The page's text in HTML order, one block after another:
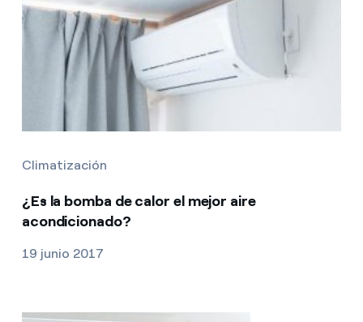
Climatización
¿Es la bomba de calor el mejor aire
acondicionado?
19 junio 2017